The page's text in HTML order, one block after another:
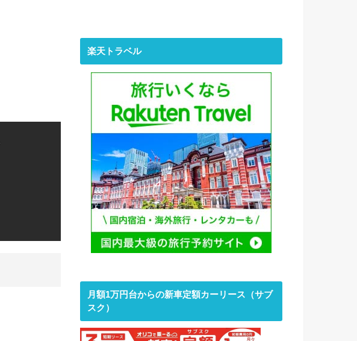
楽天トラベル
月額1万円台からの新車定額カーリース（サブ
スク）